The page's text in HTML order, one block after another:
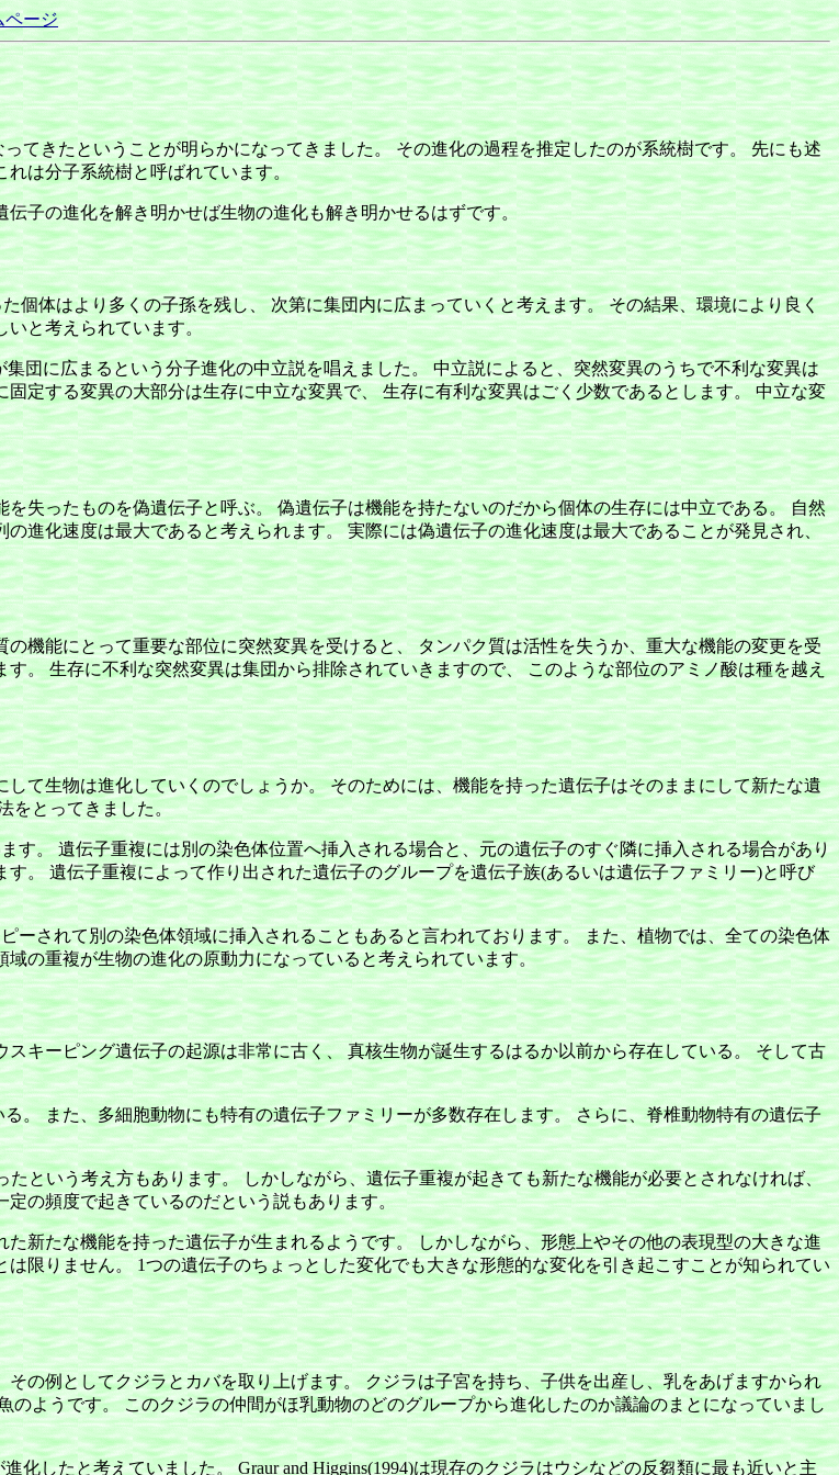
ページ
てきたということが明らかになってきました。 その進化の過程を推定したのが系統樹です。 先にも述
は分子系統樹と呼ばれています。
子の進化を解き明かせば生物の進化も解き明かせるはずです。
個体はより多くの子孫を残し、 次第に集団内に広まっていくと考えます。 その結果、環境により良く
いと考えられています。
団に広まるという分子進化の中立説を唱えました。 中立説によると、突然変異のうちで不利な変異は
定する変異の大部分は生存に中立な変異で、 生存に有利な変異はごく少数であるとします。 中立な変
失ったものを偽遺伝子と呼ぶ。 偽遺伝子は機能を持たないのだから個体の生存には中立である。 自然
進化速度は最大であると考えられます。 実際には偽遺伝子の進化速度は最大であることが発見され、
機能にとって重要な部位に突然変異を受けると、 タンパク質は活性を失うか、重大な機能の変更を受
。 生存に不利な突然変異は集団から排除されていきますので、 このような部位のアミノ酸は種を越え
て生物は進化していくのでしょうか。 そのためには、機能を持った遺伝子はそのままにして新たな遺
をとってきました。
。 遺伝子重複には別の染色体位置へ挿入される場合と、元の遺伝子のすぐ隣に挿入される場合があり
。 遺伝子重複によって作り出された遺伝子のグループを遺伝子族(あるいは遺伝子ファミリー)と呼び
ーされて別の染色体領域に挿入されることもあると言われております。 また、植物では、全ての染色体
の重複が生物の進化の原動力になっていると考えられています。
キーピング遺伝子の起源は非常に古く、 真核生物が誕生するはるか以前から存在している。 そして古
。 また、多細胞動物にも特有の遺伝子ファミリーが多数存在します。 さらに、脊椎動物特有の遺伝子
という考え方もあります。 しかしながら、遺伝子重複が起きても新たな機能が必要とされなければ、
の頻度で起きているのだという説もあります。
新たな機能を持った遺伝子が生まれるようです。 しかしながら、形態上やその他の表現型の大きな進
限りません。 1つの遺伝子のちょっとした変化でも大きな形態的な変化を引き起こすことが知られてい
の例としてクジラとカバを取り上げます。 クジラは子宮を持ち、子供を出産し、乳をあげますかられ
ようです。 このクジラの仲間がほ乳動物のどのグループから進化したのか議論のまとになっていまし
したと考えていました。 Graur and Higgins(1994)は現存のクジラはウシなどの反芻類に最も近いと主